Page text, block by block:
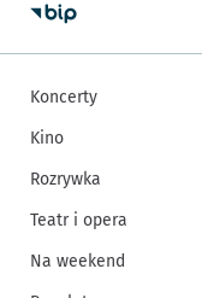
Koncerty
Kino
Rozrywka
Teatr i opera
Na weekend